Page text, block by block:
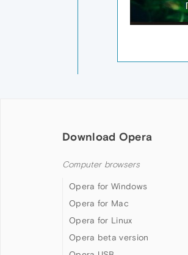
Download Opera
Computer browsers
Opera for Windows
Opera for Mac
Opera for Linux
Opera beta version